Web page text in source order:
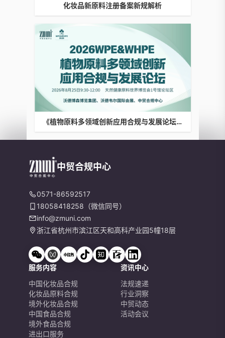
化妆品新原料注册备案新规解析
《植物原料多领域创新应用合规与发展论坛》
中贸合规中心
0571-86592517
18058418258（微信同号）
info@zmuni.com
浙江省杭州市滨江区天和高科产业园5幢18层
服务内容
中国化妆品合规
化妆品原料合规
境外化妆品合规
中国食品合规
境外食品合规
进出口服务
资讯中心
法规速递
行业洞察
中贸动态
活动会议